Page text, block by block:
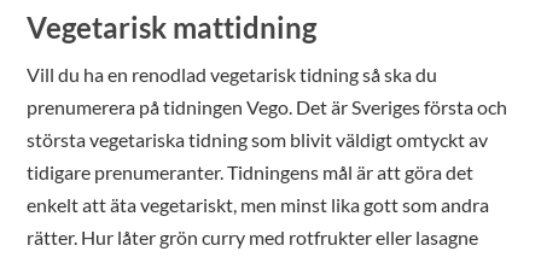
Vegetarisk mattidning
Vill du ha en renodlad vegetarisk tidning så ska du
prenumerera på tidningen Vego. Det är Sveriges första och
största vegetariska tidning som blivit väldigt omtyckt av
tidigare prenumeranter. Tidningens mål är att göra det
enkelt att äta vegetariskt, men minst lika gott som andra
rätter. Hur låter grön curry med rotfrukter eller lasagne